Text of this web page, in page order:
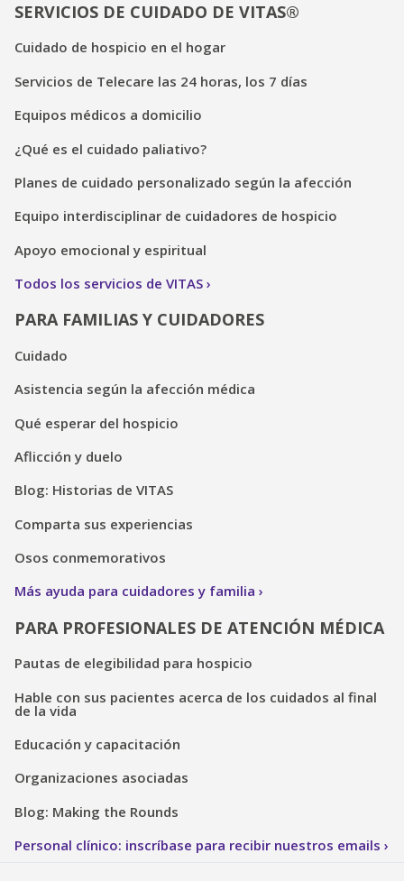
SERVICIOS DE CUIDADO DE VITAS®
Cuidado de hospicio en el hogar
Servicios de Telecare las 24 horas, los 7 días
Equipos médicos a domicilio
¿Qué es el cuidado paliativo?
Planes de cuidado personalizado según la afección
Equipo interdisciplinar de cuidadores de hospicio
Apoyo emocional y espiritual
Todos los servicios de VITAS
PARA FAMILIAS Y CUIDADORES
Cuidado
Asistencia según la afección médica
Qué esperar del hospicio
Aflicción y duelo
Blog: Historias de VITAS
Comparta sus experiencias
Osos conmemorativos
Más ayuda para cuidadores y familia
PARA PROFESIONALES DE ATENCIÓN MÉDICA
Pautas de elegibilidad para hospicio
Hable con sus pacientes acerca de los cuidados al final
de la vida
Educación y capacitación
Organizaciones asociadas
Blog: Making the Rounds
Personal clínico: inscríbase para recibir nuestros emails